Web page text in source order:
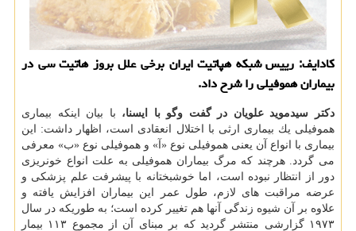
كادایف: رییس شبكه هپاتیت ایران برخی علل بروز هاتیت سی در
بیماران هموفیلی را شرح داد.
دكتر سیدموید علویان در گفت وگو با ایسنا، با بیان اینكه بیماری
هموفیلی یك بیماری ارثی با اختلال انعقادی است، اظهار داشت: این
بیماری با انواع آن یعنی هموفیلی نوع «آ» و هموفیلی نوع «ب» معرفی
می گردد. هرچند كه مرگ بیماران هموفیلی به علت انواع خونریزی
دور از انتظار نبوده است، اما خوشبختانه با پیشرفت علم پزشكی و
عرضه مراقبت های لازم، طول عمر این بیماران افزایش یافته و
علاوه بر آن شیوه زندگی آنها هم تغییر كرده است؛ به طوریكه در سال
۱۹۷۳ گزارشی منتشر گردید كه بر مبنای آن از مجموع ۱۱۳ بیمار